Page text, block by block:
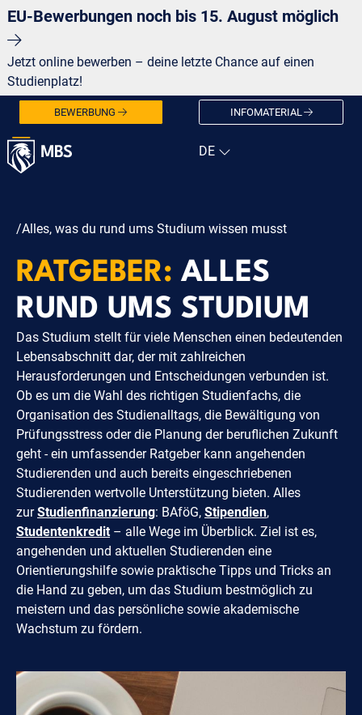
EU-Bewerbungen noch bis 15. August möglich
Jetzt online bewerben – deine letzte Chance auf einen
Studienplatz!
BEWERBUNG INFOMATERIAL
/Alles, was du rund ums Studium wissen musst
RATGEBER: ALLES
RUND UMS STUDIUM
Das Studium stellt für viele Menschen einen bedeutenden
Lebensabschnitt dar, der mit zahlreichen
Herausforderungen und Entscheidungen verbunden ist.
Ob es um die Wahl des richtigen Studienfachs, die
Organisation des Studienalltags, die Bewältigung von
Prüfungsstress oder die Planung der beruflichen Zukunft
geht - ein umfassender Ratgeber kann angehenden
Studierenden und auch bereits eingeschriebenen
Studierenden wertvolle Unterstützung bieten. Alles
zurStudienfinanzierung: BAföG, Stipendien,
Studentenkredit– alle Wege im Überblick. Ziel ist es,
angehenden und aktuellen Studierenden eine
Orientierungshilfe sowie praktische Tipps und Tricks an
die Hand zu geben, um das Studium bestmöglich zu
meistern und das persönliche sowie akademische
Wachstum zu fördern.